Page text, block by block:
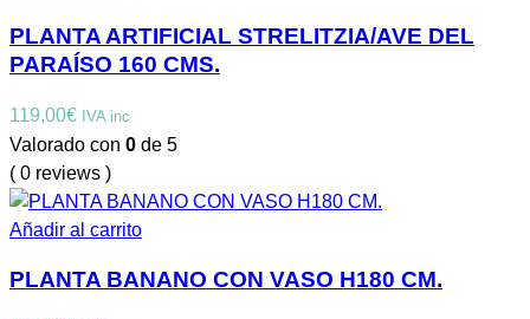
PLANTA ARTIFICIAL STRELITZIA/AVE DEL
PARAÍSO 160 CMS.
119,00€ IVA inc
Valorado con 0 de 5
( 0 reviews )
Añadir al carrito
PLANTA BANANO CON VASO H180 CM.